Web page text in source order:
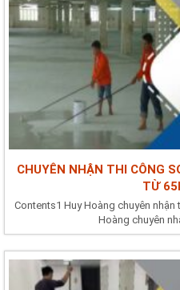
CHUYÊN NHẬN THI CÔNG
TỪ
Contents1 Huy Hoàng chuyên
Hoàng chuyên